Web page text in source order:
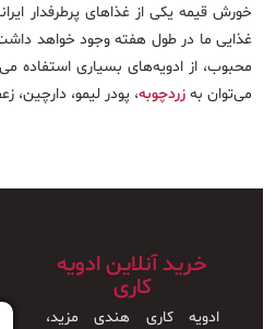
خورش قیمه یکی از غذاهای پرطرفدار
غذایی ما در طول هفته وجود خواهد
محبوب، از ادویه‌های بسیاری استفاده
می‌توان به زردچوبه، پودر لیمو، دارچین،
خرید آنلاین ادویه
کاری
ادویه کاری هندی مزید،